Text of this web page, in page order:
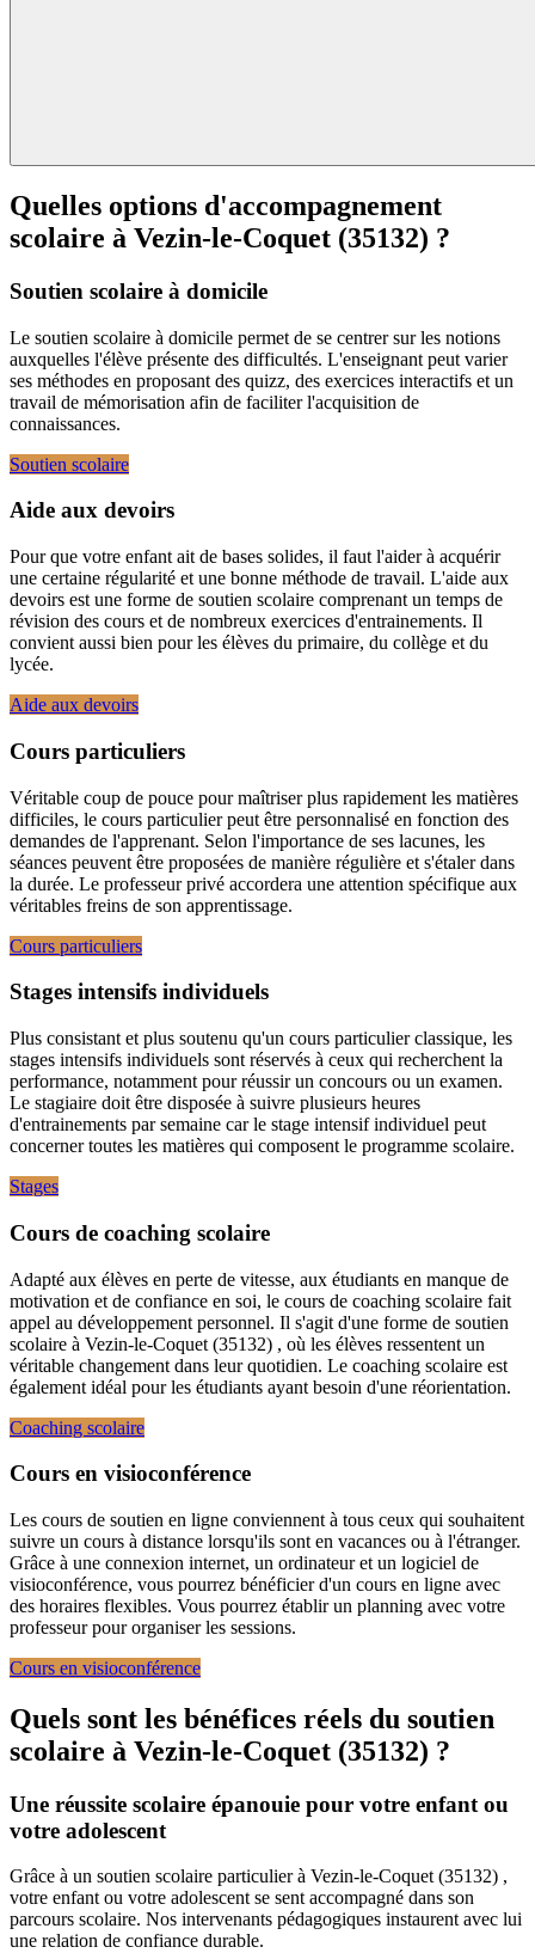
Quelles options d'accompagnement
scolaire à Vezin-le-Coquet (35132) ?
Soutien scolaire à domicile
Le soutien scolaire à domicile permet de se centrer sur les notions
auxquelles l'élève présente des difficultés. L'enseignant peut varier
ses méthodes en proposant des quizz, des exercices interactifs et un
travail de mémorisation afin de faciliter l'acquisition de
connaissances.
Soutien scolaire
Aide aux devoirs
Pour que votre enfant ait de bases solides, il faut l'aider à acquérir
une certaine régularité et une bonne méthode de travail. L'aide aux
devoirs est une forme de soutien scolaire comprenant un temps de
révision des cours et de nombreux exercices d'entrainements. Il
convient aussi bien pour les élèves du primaire, du collège et du
lycée.
Aide aux devoirs
Cours particuliers
Véritable coup de pouce pour maîtriser plus rapidement les matières
difficiles, le cours particulier peut être personnalisé en fonction des
demandes de l'apprenant. Selon l'importance de ses lacunes, les
séances peuvent être proposées de manière régulière et s'étaler dans
la durée. Le professeur privé accordera une attention spécifique aux
véritables freins de son apprentissage.
Cours particuliers
Stages intensifs individuels
Plus consistant et plus soutenu qu'un cours particulier classique, les
stages intensifs individuels sont réservés à ceux qui recherchent la
performance, notamment pour réussir un concours ou un examen.
Le stagiaire doit être disposée à suivre plusieurs heures
d'entrainements par semaine car le stage intensif individuel peut
concerner toutes les matières qui composent le programme scolaire.
Stages
Cours de coaching scolaire
Adapté aux élèves en perte de vitesse, aux étudiants en manque de
motivation et de confiance en soi, le cours de coaching scolaire fait
appel au développement personnel. Il s'agit d'une forme de soutien
scolaire à Vezin-le-Coquet (35132) , où les élèves ressentent un
véritable changement dans leur quotidien. Le coaching scolaire est
également idéal pour les étudiants ayant besoin d'une réorientation.
Coaching scolaire
Cours en visioconférence
Les cours de soutien en ligne conviennent à tous ceux qui souhaitent
suivre un cours à distance lorsqu'ils sont en vacances ou à l'étranger.
Grâce à une connexion internet, un ordinateur et un logiciel de
visioconférence, vous pourrez bénéficier d'un cours en ligne avec
des horaires flexibles. Vous pourrez établir un planning avec votre
professeur pour organiser les sessions.
Cours en visioconférence
Quels sont les bénéfices réels du soutien
scolaire à Vezin-le-Coquet (35132) ?
Une réussite scolaire épanouie pour votre enfant ou
votre adolescent
Grâce à un soutien scolaire particulier à Vezin-le-Coquet (35132) ,
votre enfant ou votre adolescent se sent accompagné dans son
parcours scolaire. Nos intervenants pédagogiques instaurent avec lui
une relation de confiance durable.